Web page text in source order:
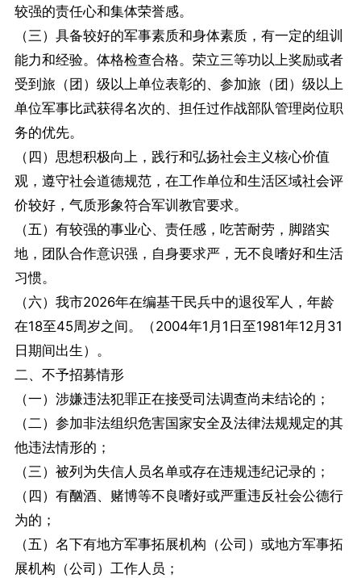
较强的责任心和集体荣誉感。
（三）具备较好的军事素质和身体素质，有一定的组训
能力和经验。体格检查合格。荣立三等功以上奖励或者
受到旅（团）级以上单位表彰的、参加旅（团）级以上
单位军事比武获得名次的、担任过作战部队管理岗位职
务的优先。
（四）思想积极向上，践行和弘扬社会主义核心价值
观，遵守社会道德规范，在工作单位和生活区域社会评
价较好，气质形象符合军训教官要求。
（五）有较强的事业心、责任感，吃苦耐劳，脚踏实
地，团队合作意识强，自身要求严，无不良嗜好和生活
习惯。
（六）我市2026年在编基干民兵中的退役军人，年龄
在18至45周岁之间。（2004年1月1日至1981年12月31
日期间出生）。
二、不予招募情形
（一）涉嫌违法犯罪正在接受司法调查尚未结论的；
（二）参加非法组织危害国家安全及法律法规规定的其
他违法情形的；
（三）被列为失信人员名单或存在违规违纪记录的；
（四）有酗酒、赌博等不良嗜好或严重违反社会公德行
为的；
（五）名下有地方军事拓展机构（公司）或地方军事拓
展机构（公司）工作人员；